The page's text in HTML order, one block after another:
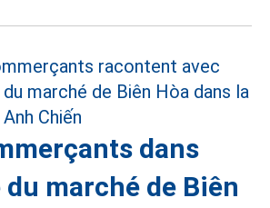
dans
marché de Biên